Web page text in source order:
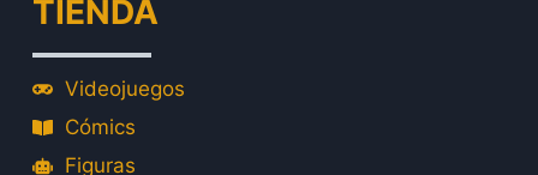
TIENDA
Videojuegos
Cómics
Figuras